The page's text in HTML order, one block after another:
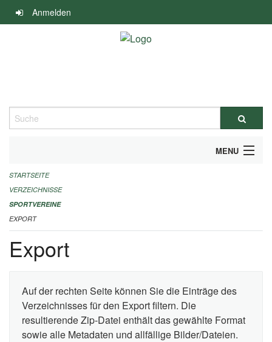
Navigation
überspringen
Anmelden
Suche
MENU
ALLGEMEINE INFORMATIONEN
FINANZIELLE UNTERSTÜTZUNG BENÖTIGT?
KONTAKT
STARTSEITE
VERZEICHNISSE
SPORTVEREINE
EXPORT
Export
Auf der rechten Seite können Sie die Einträge des
Verzeichnisses für den Export filtern. Die
resultierende Zip-Datei enthält das gewählte Format
sowie alle Metadaten und allfällige Bilder/Dateien.